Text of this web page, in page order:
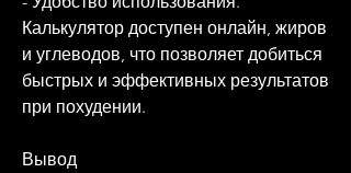
Калькулятор доступен онлайн, жиров
и углеводов, что позволяет добиться
быстрых и эффективных результатов
при похудении.
Вывод